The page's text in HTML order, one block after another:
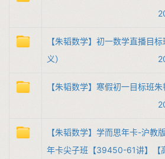
【朱韬数学】初一数学直播目
义）
【朱韬数学】寒假初一目标班朱
【朱韬数学】学而思年卡-沪教
年卡尖子班【39450-61讲】【